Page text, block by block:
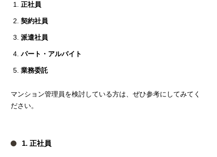
正社員
契約社員
派遣社員
パート・アルバイト
業務委託
マンション管理員を検討している方は、ぜひ参考にしてみてく
ださい。
1. 正社員